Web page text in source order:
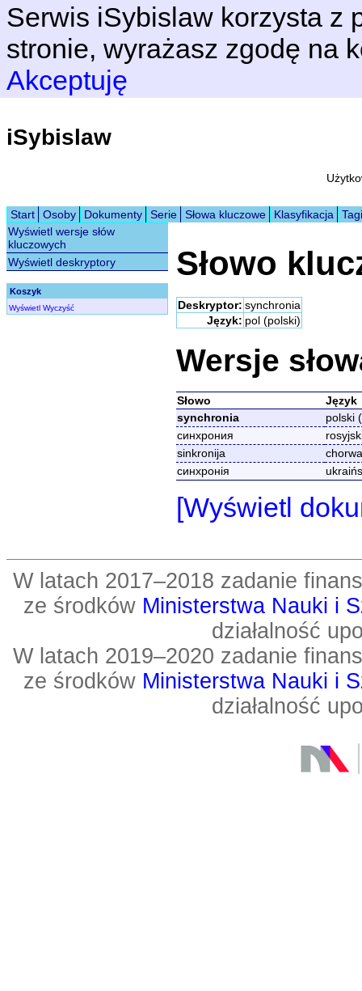
Serwis iSybislaw korzysta z
stronie, wyrażasz zgodę na
Akceptuję
iSybislaw
Start Osoby Dokumenty Serie Słowa kluczowe Klasyfikacja
Tagi
Wyświetl wersje słów
kluczowych
Wyświetl deskryptory
Koszyk
Wyświetl Wyczyść
Słowo
Deskryptor: synchronia
Język: pol (polski)
Wersje
Słowo
Język
synchronia
polski
синхрония
sinkronija
синхронія
[Wyświetl
W latach 2017–2018 zadanie
ze środków Ministerstwa Nauki i
działalność
W latach 2019–2020 zadanie
ze środków Ministerstwa Nauki i
działalność